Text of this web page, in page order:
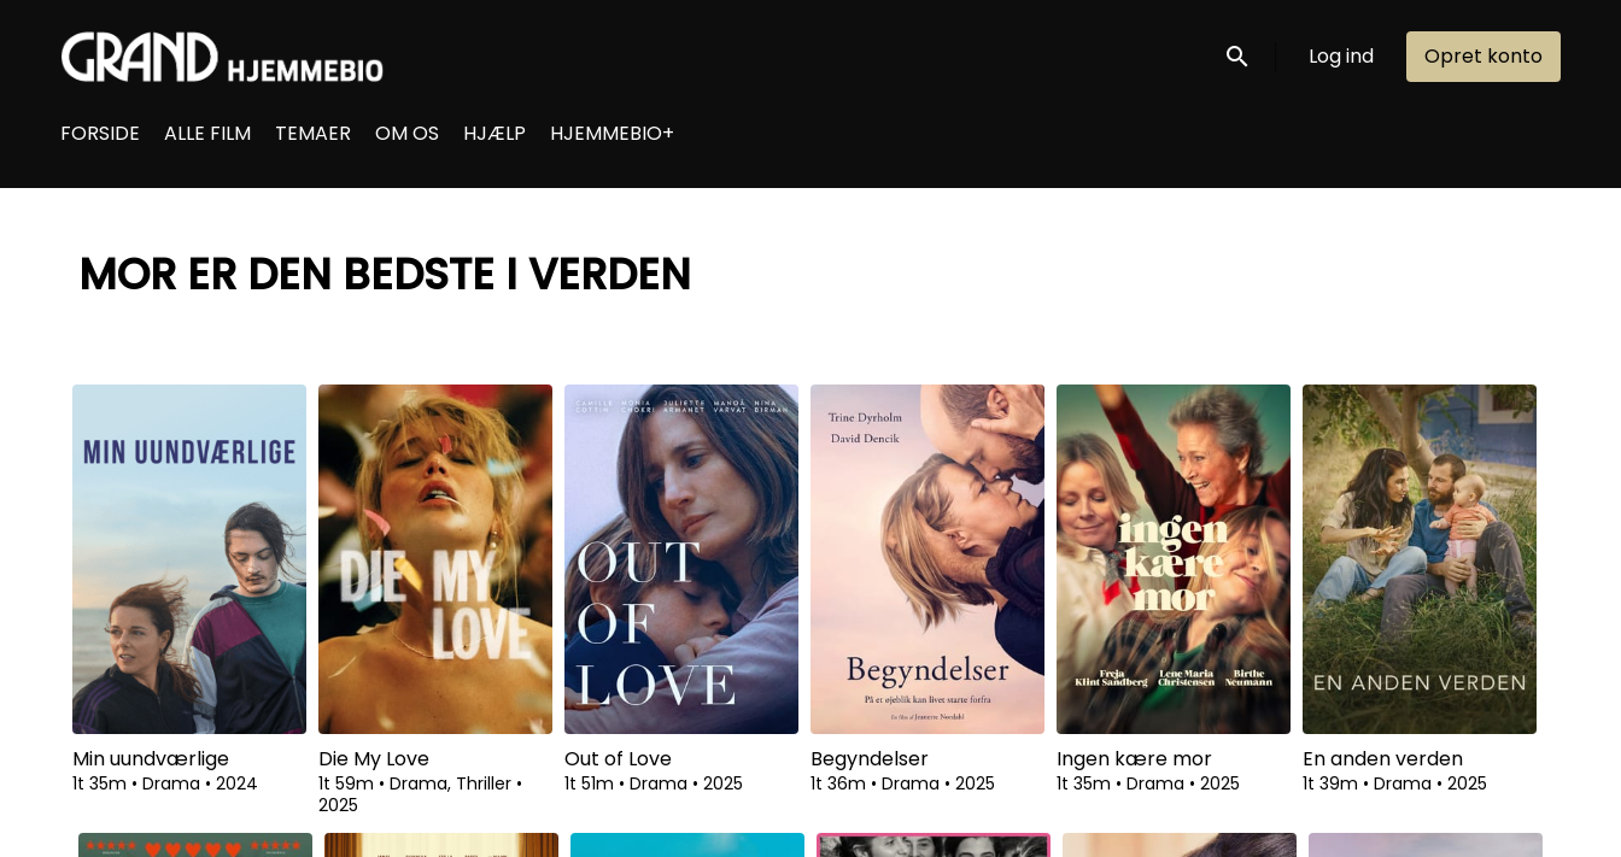
Accessibility Links
Søg nu Log ind Opret konto
FORSIDE ALLE FILM TEMAER OM OS HJÆLP HJEMMEBIO+
MOR ER DEN BEDSTE I VERDEN
Min uundværlige
1t 35m • Drama • 2024
Se fra
Die My Love
1t 59m • Drama, Thriller •
2025
Out of Love
1t 51m • Drama • 2025
Begyndelser
1t 36m • Drama • 2025
Ingen kære mor
1t 35m • Drama • 2025
En anden verden
1t 39m • Drama • 2025